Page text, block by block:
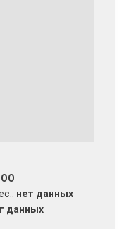
нет данных
данных